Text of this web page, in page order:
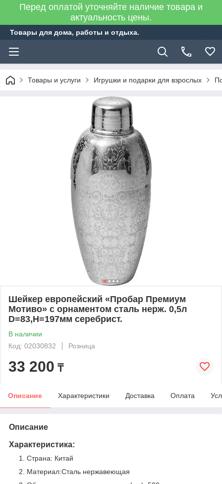
Перед оплатой уточняйте наличие товара и
актуальность цены.
Товары для дома, работы и отдыха.
Товары и услуги Игрушки и подарки для взрослых
Шейкер европейский «Пробар Премиум
Мотиво» с орнаментом сталь нерж. 0,5л
D=83,H=197мм серебрист.
В наличии
Код: 02030832
Розница
33 200 ₸
Описание Характеристики Доставка Оплата
Описание
Характеристика:
Страна: Китай
Материал:Сталь нержавеющая